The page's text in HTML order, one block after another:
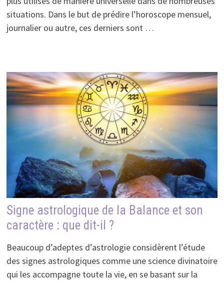
situations. Dans le but de prédire l’horoscope mensuel,
journalier ou autre, ces derniers sont …
Signe astrologique de la Balance et son
caractère : que dit-il ?
Beaucoup d’adeptes d’astrologie considèrent l’étude
des signes astrologiques comme une science divinatoire
qui les accompagne toute la vie, en se basant sur la